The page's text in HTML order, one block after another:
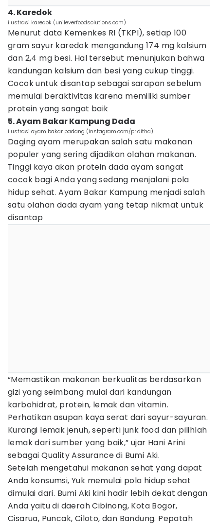
4. Karedok
ilustrasi karedok (unileverfoodsolutions.com)
Menurut data Kemenkes RI (TKPI), setiap 100
gram sayur karedok mengandung 174 mg kalsium
dan 2,4 mg besi. Hal tersebut menunjukan bahwa
kandungan kalsium dan besi yang cukup tinggi.
Cocok untuk disantap sebagai sarapan sebelum
memulai beraktivitas karena memiliki sumber
protein yang sangat baik
5. Ayam Bakar Kampung Dada
ilustrasi ayam bakar padang (instagram.com/pr.ditha)
Daging ayam merupakan salah satu makanan
populer yang sering dijadikan olahan makanan.
Tinggi kaya akan protein dada ayam sangat
cocok bagi Anda yang sedang menjalani pola
hidup sehat. Ayam Bakar Kampung menjadi salah
satu olahan dada ayam yang tetap nikmat untuk
disantap
“Memastikan makanan berkualitas berdasarkan
gizi yang seimbang mulai dari kandungan
karbohidrat, protein, lemak dan vitamin.
Perhatikan asupan kaya serat dari sayur-sayuran.
Kurangi lemak jenuh, seperti junk food dan pilihlah
lemak dari sumber yang baik,” ujar Hani Arini
sebagai Quality Assurance di Bumi Aki.
Setelah mengetahui makanan sehat yang dapat
Anda konsumsi, Yuk memulai pola hidup sehat
dimulai dari. Bumi Aki kini hadir lebih dekat dengan
Anda yaitu di daerah Cibinong, Kota Bogor,
Cisarua, Puncak, Ciloto, dan Bandung. Pepatah